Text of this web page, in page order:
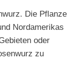
Die Pflanze
Nordamerikas
oder
zu